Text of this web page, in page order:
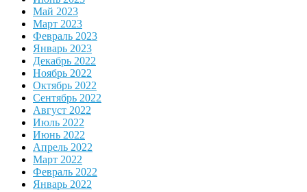
Май 2023
Март 2023
Февраль 2023
Январь 2023
Декабрь 2022
Ноябрь 2022
Октябрь 2022
Сентябрь 2022
Август 2022
Июль 2022
Июнь 2022
Апрель 2022
Март 2022
Февраль 2022
Январь 2022